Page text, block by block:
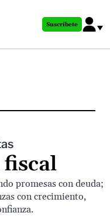
Suscríbete
promesas con deuda;
con crecimiento,